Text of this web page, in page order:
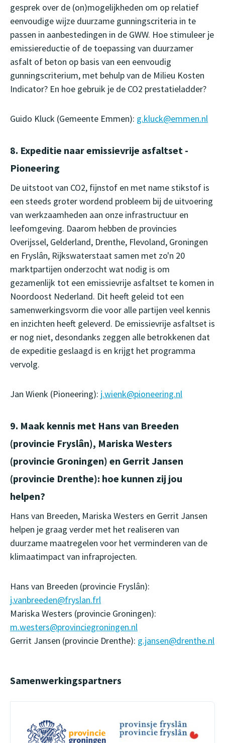
gesprek over de (on)mogelijkheden om op relatief
eenvoudige wijze duurzame gunningscriteria in te
passen in aanbestedingen in de GWW. Hoe stimuleer je
emissiereductie of de toepassing van duurzamer
asfalt of beton op basis van een eenvoudig
gunningscriterium, met behulp van de Milieu Kosten
Indicator? En hoe gebruik je de CO2 prestatieladder?
Guido Kluck (Gemeente Emmen): g.kluck@emmen.nl
8. Expeditie naar emissievrije asfaltset -
Pioneering
De uitstoot van CO2, fijnstof en met name stikstof is
een steeds groter wordend probleem bij de uitvoering
van werkzaamheden aan onze infrastructuur en
leefomgeving. Daarom hebben de provincies
Overijssel, Gelderland, Drenthe, Flevoland, Groningen
en Fryslân, Rijkswaterstaat samen met zo'n 20
marktpartijen onderzocht wat nodig is om
gezamenlijk tot een emissievrije asfaltset te komen in
Noordoost Nederland. Dit heeft geleid tot een
samenwerkingsvorm die voor alle partijen veel kennis
en inzichten heeft geleverd. De emissievrije asfaltset is
er nog niet, desondanks zeggen alle betrokkenen dat
de expeditie geslaagd is en krijgt het programma
vervolg.
Jan Wienk (Pioneering): j.wienk@pioneering.nl
9. Maak kennis met Hans van Breeden
(provincie Fryslân), Mariska Westers
(provincie Groningen) en Gerrit Jansen
(provincie Drenthe): hoe kunnen zij jou
helpen?
Hans van Breeden, Mariska Westers en Gerrit Jansen
helpen je graag verder met het realiseren van
duurzame maatregelen voor het verminderen van de
klimaatimpact van infraprojecten.
Hans van Breeden (provincie Fryslân):
j.vanbreeden@fryslan.frl
Mariska Westers (provincie Groningen):
m.westers@provinciegroningen.nl
Gerrit Jansen (provincie Drenthe): g.jansen@drenthe.nl
Samenwerkingspartners